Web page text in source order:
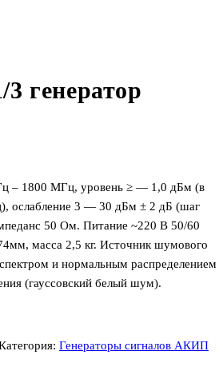
генератор
– 1800 МГц, уровень ≥ — 1,0 дБм (в
ослабление 3 — 30 дБм ± 2 дБ (шаг
50 Ом. Питание ~220 В 50/60
масса 2,5 кг. Источник шумового
и нормальным распределением
(гауссовский белый шум).
Генераторы сигналов АКИП